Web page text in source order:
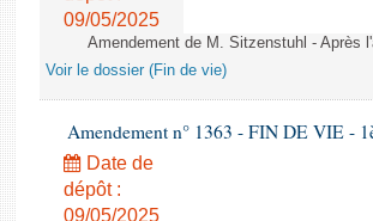
09/05/2025
Amendement de M. Sitzenstuhl - Après
Voir le dossier (Fin de vie)
Amendement n° 1363 - FIN DE VIE -
Date de
dépôt :
09/05/2025